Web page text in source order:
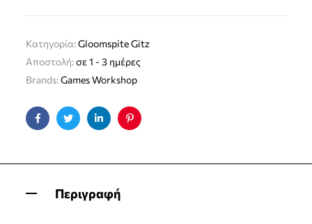
Κατηγορία:Gloomspite Gitz
Αποστολή:σε 1 - 3 ημέρες
Brands:Games Workshop
FacebookTwitterLinkedinPinterest
Περιγραφή